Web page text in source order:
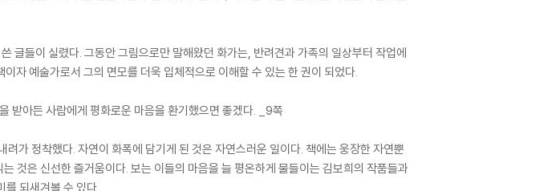
글들이 실렸다. 그동안 그림으로만 말해왔던 화가는, 반려견과 가족의 일상부터 작업에
이자 예술가로서 그의 면모를 더욱 입체적으로 이해할 수 있는 한 권이 되었다.
받아든 사람에게 평화로운 마음을 환기했으면 좋겠다. _9쪽
가 정착했다. 자연이 화폭에 담기게 된 것은 자연스러운 일이다. 책에는 웅장한 자연뿐
것은 신선한 즐거움이다. 보는 이들의 마음을 늘 평온하게 물들이는 김보희의 작품들과
를 되새겨볼 수 있다.